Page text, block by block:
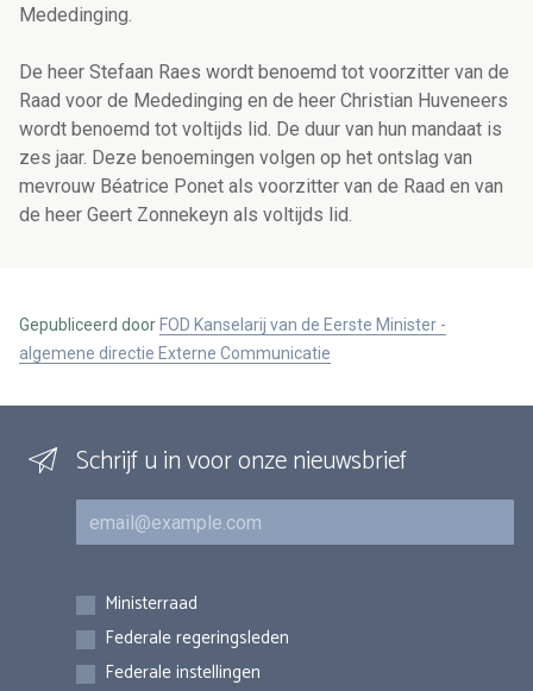
Mededinging.
De heer Stefaan Raes wordt benoemd tot voorzitter van de
Raad voor de Mededinging en de heer Christian Huveneers
wordt benoemd tot voltijds lid. De duur van hun mandaat is
zes jaar. Deze benoemingen volgen op het ontslag van
mevrouw Béatrice Ponet als voorzitter van de Raad en van
de heer Geert Zonnekeyn als voltijds lid.
Gepubliceerd door FOD Kanselarij van de Eerste Minister -
algemene directie Externe Communicatie
Schrijf u in voor onze nieuwsbrief
E-mail
Inschrijvingen
Ministerraad
Federale regeringsleden
Federale instellingen